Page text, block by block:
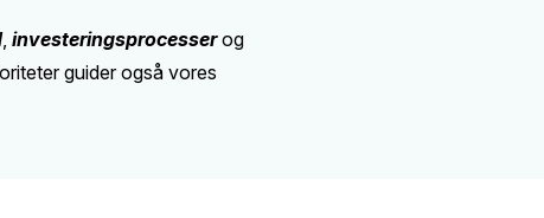
, investeringsprocesserog
guider også vores